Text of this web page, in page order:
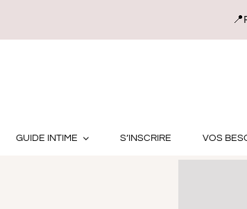
GUIDE INTIME S’INSCRIRE VOS